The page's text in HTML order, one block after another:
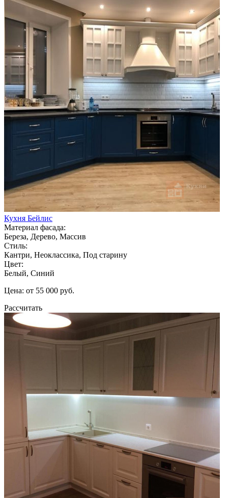
Кухня Бейлис
Материал фасада:
Береза, Дерево, Массив
Стиль:
Кантри, Неоклассика, Под старину
Цвет:
Белый, Синий
Цена: от 55 000 руб.
Рассчитать